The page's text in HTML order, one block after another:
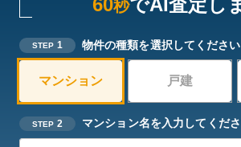
60秒でAI査定し
STEP 1 物件の種類を選択してください
マンション 戸建
STEP 2 マンション名を入力してくだ